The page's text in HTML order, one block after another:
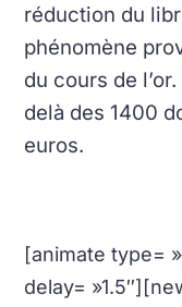
réduction du
phénomène
du cours de
delà des 1400
euros.
[animate type=
delay=